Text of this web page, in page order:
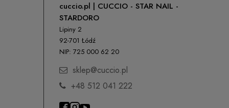
cuccio.pl | CUCCIO - STAR NAIL -
STARDORO
Lipiny 2
92-701 Łódź
NIP: 725 000 62 20
sklep@cuccio.pl
+48 512 041 222